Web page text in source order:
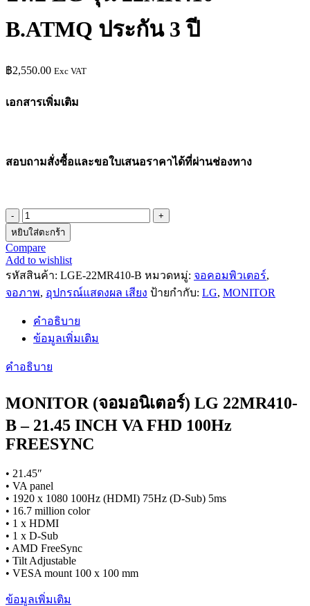
B.ATMQ ประกัน 3 ปี
฿2,550.00 Exc VAT
เอกสารเพิ่มเติม
สอบถามสั่งซื้อและขอใบเสนอราคาได้ที่ผ่านช่องทาง
จำนวน
จอ
คอมพิวเตอร์
MONITOR
ยี่ห้อ
LG
22MR410-
B.ATMQ
3
ชิ้น
หยิบใส่ตะกร้า
Compare
Add to wishlist
รหัสสินค้า: LGE-22MR410-B หมวดหมู่: จอคอมพิวเตอร์,
จอภาพ, อุปกรณ์แสดงผล เสียง ป้ายกำกับ: LG, MONITOR
คำอธิบาย
ข้อมูลเพิ่มเติม
คำอธิบาย
MONITOR (จอมอนิเตอร์) LG 22MR410-
B – 21.45 INCH VA FHD 100Hz
FREESYNC
• 21.45″
• VA panel
• 1920 x 1080 100Hz (HDMI) 75Hz (D-Sub) 5ms
• 16.7 million color
• 1 x HDMI
• 1 x D-Sub
• AMD FreeSync
• Tilt Adjustable
• VESA mount 100 x 100 mm
ข้อมูลเพิ่มเติม